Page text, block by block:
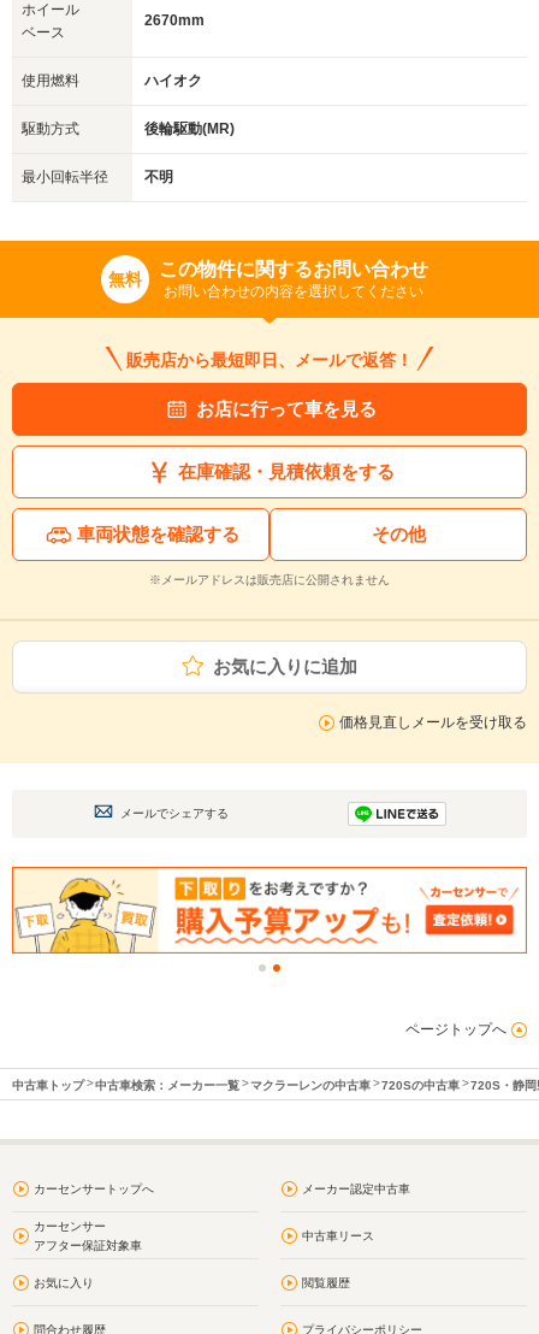
ホイール
ベース
2670mm
使用燃料 ハイオク
駆動方式 後輪駆動(MR)
最小回転半径 不明
無料 この物件に関するお問い合わせ
お問い合わせの内容を選択してください
販売店から最短即日、メールで返答！
お店に行って車を見る
在庫確認・見積依頼をする
車両状態を確認する その他
※メールアドレスは販売店に公開されません
お気に入りに追加
価格見直しメールを受け取る
メールでシェアする
ページトップへ
中古車トップ 中古車検索：メーカー一覧 マクラーレンの中古車 720Sの中古車 720S・静岡
カーセンサートップへ メーカー認定中古車
カーセンサー
アフター保証対象車
中古車リース
お気に入り 閲覧履歴
問合わせ履歴 プライバシーポリシー